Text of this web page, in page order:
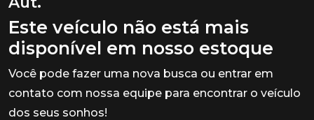
Este veículo não está mais
disponível em nosso estoque
Você pode fazer uma nova busca ou entrar em
contato com nossa equipe para encontrar o veículo
dos seus sonhos!